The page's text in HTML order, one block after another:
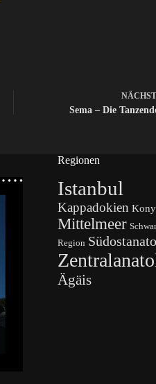
Sema – Die
Regionen
Istanbul
Kappadokien
Mittelmeer
Region
Ägäis